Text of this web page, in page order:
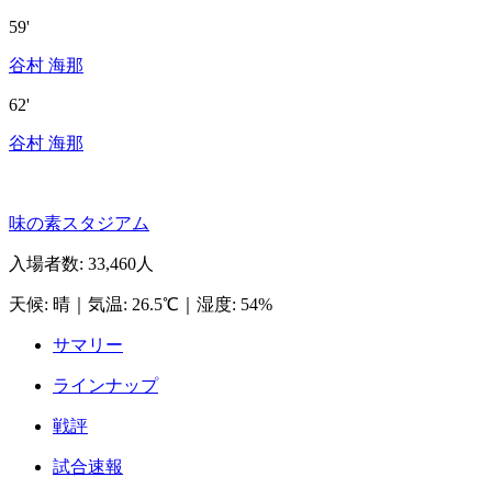
59'
谷村 海那
62'
谷村 海那
味の素スタジアム
入場者数: 33,460人
天候: 晴 気温: 26.5℃ 湿度: 54%
サマリー
ラインナップ
戦評
試合速報